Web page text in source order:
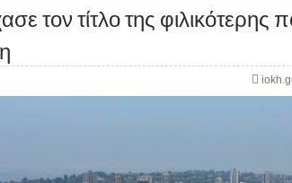
τον τίτλο της